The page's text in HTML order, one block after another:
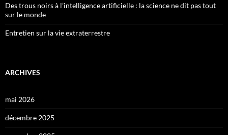
Des trous noirs à l’intelligence artificielle : la science ne dit pas tout
sur le monde
Entretien sur la vie extraterrestre
ARCHIVES
mai 2026
décembre 2025